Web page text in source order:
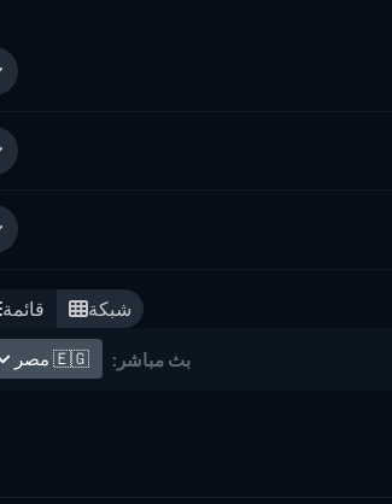
قائمة شبكة
بث مباشر: 🇪🇬 مصر